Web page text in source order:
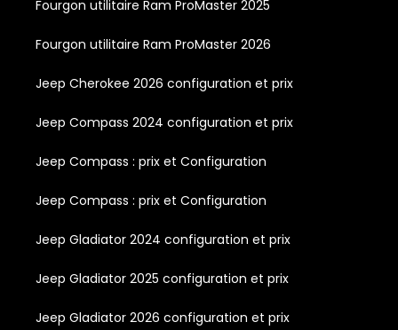
Fourgon utilitaire Ram ProMaster 2025
Fourgon utilitaire Ram ProMaster 2026
Jeep Cherokee 2026 configuration et prix
Jeep Compass 2024 configuration et prix
Jeep Compass : prix et Configuration
Jeep Compass : prix et Configuration
Jeep Gladiator 2024 configuration et prix
Jeep Gladiator 2025 configuration et prix
Jeep Gladiator 2026 configuration et prix